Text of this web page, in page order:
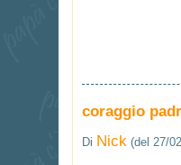
coraggio
Di Nick(del 27/